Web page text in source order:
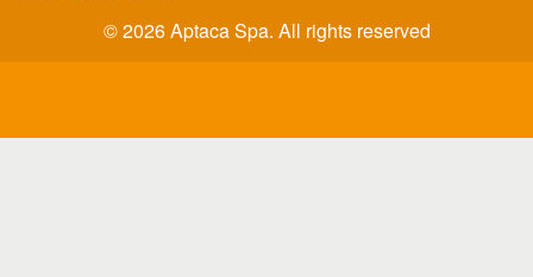
© 2026 Aptaca Spa. All rights reserved